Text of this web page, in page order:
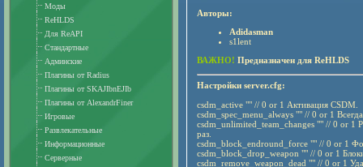
Авторы:
Adidasman
s1lent
ВАЖНО! Предназначен для ReHLDS
Настройки server.cfg:
csdm_active "" // 0 or 1 Активация CSDM.
csdm_spec_menu_always "" // 0 or 1
csdm_unlimited_team_changes "" // 0 or 1
раз.
csdm_block_endround_force "" // 0 or 1
csdm_block_drop_weapon "" // 0 or 1
csdm_remove_weapon_dead "" // 0 or 1
Моды
ReHLDS
Для ReAPI
Стандартные
Админские
Плагины от Radius
Плагины от SKAJIbnEJIb
Плагины от AlexandrFiner
Игровые
Развлекательные
Информационные
Серверные